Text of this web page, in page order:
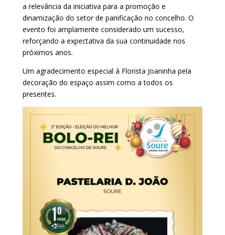
a relevância da iniciativa para a promoção e
dinamização do setor de panificação no concelho. O
evento foi amplamente considerado um sucesso,
reforçando a expectativa da sua continuidade nos
próximos anos.
Um agradecimento especial à Florista Joaninha pela
decoração do espaço assim como a todos os
presentes.